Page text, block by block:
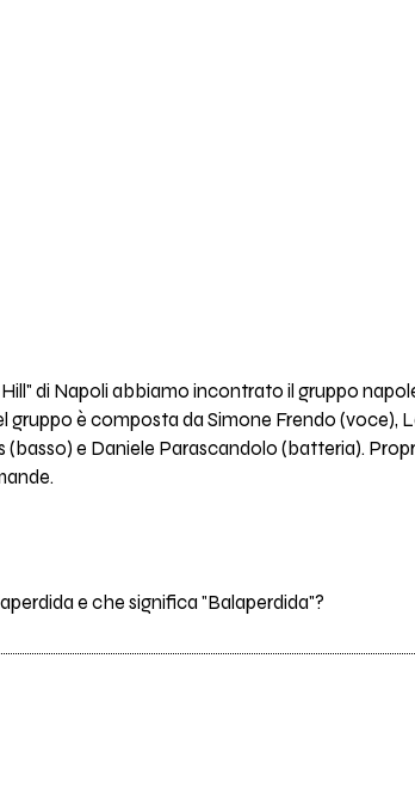
di Napoli abbiamo incontrato il gruppo
gruppo è composta da Simone Frendo (voce),
(basso) e Daniele Parascandolo (batteria).
e che significa "Balaperdida"?